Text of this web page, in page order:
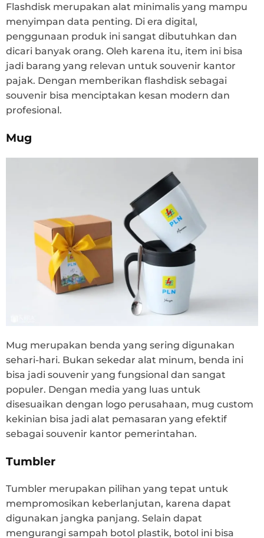
Flashdisk merupakan alat minimalis yang mampu
menyimpan data penting. Di era digital,
penggunaan produk ini sangat dibutuhkan dan
dicari banyak orang. Oleh karena itu, item ini bisa
jadi barang yang relevan untuk souvenir kantor
pajak. Dengan memberikan flashdisk sebagai
souvenir bisa menciptakan kesan modern dan
profesional.
Mug
Mug merupakan benda yang sering digunakan
sehari-hari. Bukan sekedar alat minum, benda ini
bisa jadi souvenir yang fungsional dan sangat
populer. Dengan media yang luas untuk
disesuaikan dengan logo perusahaan, mug custom
kekinian bisa jadi alat pemasaran yang efektif
sebagai souvenir kantor pemerintahan.
Tumbler
Tumbler merupakan pilihan yang tepat untuk
mempromosikan keberlanjutan, karena dapat
digunakan jangka panjang. Selain dapat
mengurangi sampah botol plastik, botol ini bisa